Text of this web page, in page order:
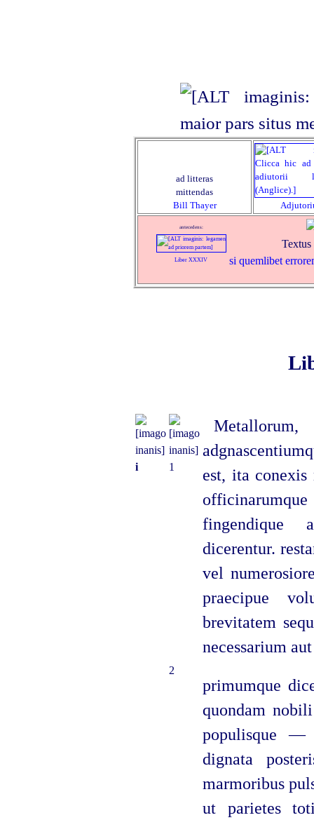
ad litteras
mittendas
Bill Thayer
antecedens:
Liber XXXIV
si quemlibet
i 1
est, ita conexis
fingendique
dicerentur.
vel
praecipue
brevitatem
necessarium
2
primumque
quondam
populisque —
dignata
marmoribus
ut parietes